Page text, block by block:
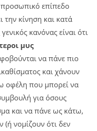
επίπεδο
την κίνηση και κατά
κανόνας είναι ότι
μυς
να πάνε πιο
και χάνουν
οφέλη που μπορεί να
για όσους
και να πάνε ως κάτω,
(ή νομίζουν ότι δεν